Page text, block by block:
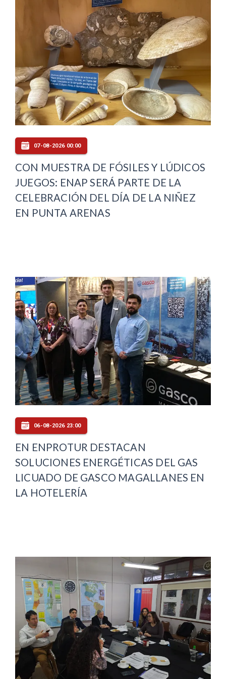
07-08-2026 00:00
CON MUESTRA DE FÓSILES Y LÚDICOS
JUEGOS: ENAP SERÁ PARTE DE LA
CELEBRACIÓN DEL DÍA DE LA NIÑEZ
EN PUNTA ARENAS
06-08-2026 23:00
EN ENPROTUR DESTACAN
SOLUCIONES ENERGÉTICAS DEL GAS
LICUADO DE GASCO MAGALLANES EN
LA HOTELERÍA